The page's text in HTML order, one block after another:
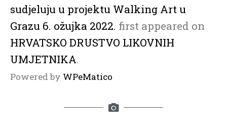
sudjeluju u projektu Walking Art u
Grazu 6. ožujka 2022. first appeared on
HRVATSKO DRUSTVO LIKOVNIH
UMJETNIKA.
Powered by WPeMatico